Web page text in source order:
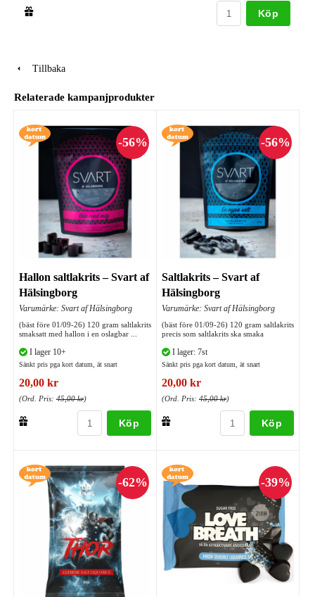
Köp
Tillbaka
Relaterade kampanjprodukter
Hallon saltlakrits – Svart af
Hälsingborg
Varumärke: Svart af Hälsingborg
(bäst före 01/09-26) 120 gram saltlakrits
smaksatt med hallon i en oslagbar ...
I lager 10+
Sänkt pris pga kort datum, ät snart
20,00 kr
(Ord. Pris: 45,00 kr)
Köp
Saltlakrits – Svart af
Hälsingborg
Varumärke: Svart af Hälsingborg
(bäst före 01/09-26) 120 gram saltlakrits
precis som saltlakrits ska smaka
I lager: 7st
Sänkt pris pga kort datum, ät snart
20,00 kr
(Ord. Pris: 45,00 kr)
Köp